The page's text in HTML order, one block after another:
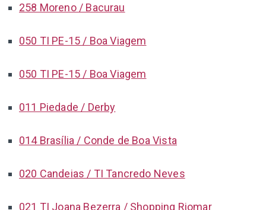
258 Moreno / Bacurau
050 TI PE-15 / Boa Viagem
050 TI PE-15 / Boa Viagem
011 Piedade / Derby
014 Brasília / Conde de Boa Vista
020 Candeias / TI Tancredo Neves
021 TI Joana Bezerra / Shopping Riomar